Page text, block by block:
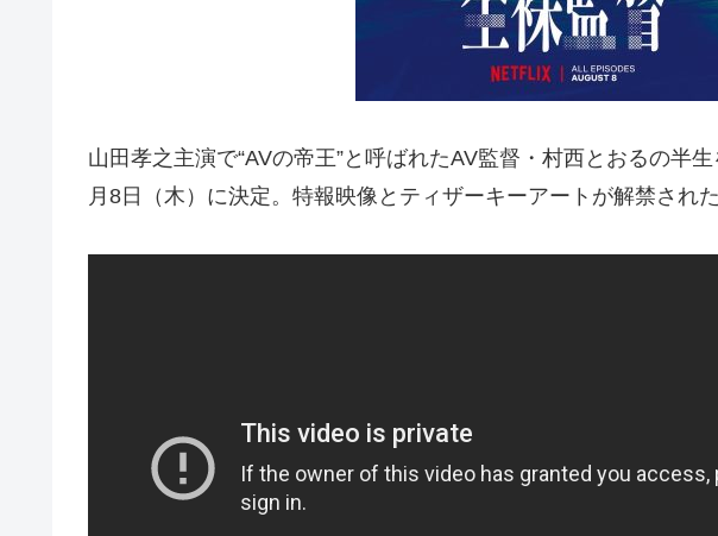
山田孝之主演で“AVの帝王”と呼ばれたAV監督・村西とおるの半
月8日（木）に決定。特報映像とティザーキーアートが解禁された